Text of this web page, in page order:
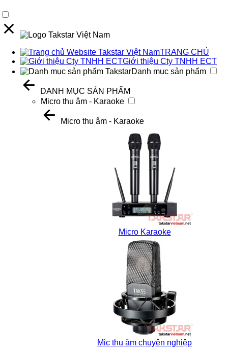
TRANG CHỦ
Giới thiệu Cty TNHH ECT
Danh mục sản phẩm
DANH MỤC SẢN PHẨM
Micro thu âm - Karaoke
Micro thu âm - Karaoke
Micro Karaoke
Mic thu âm chuyên nghiệp